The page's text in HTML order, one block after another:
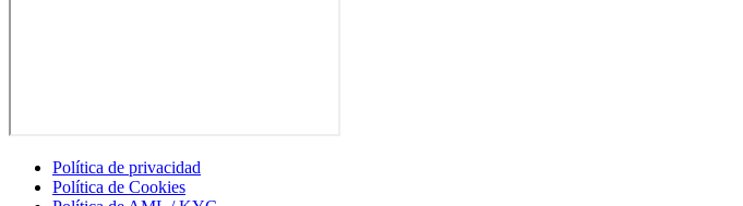
Política de privacidad
Política de Cookies